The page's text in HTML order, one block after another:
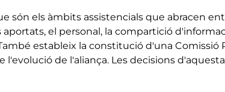
els àmbits assistencials que abracen
el personal, la compartició
estableix la constitució d'una Comissió
de l'aliança. Les decisions